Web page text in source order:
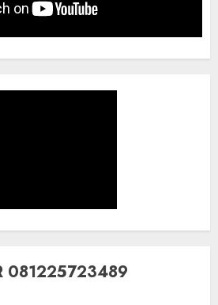
081225723489